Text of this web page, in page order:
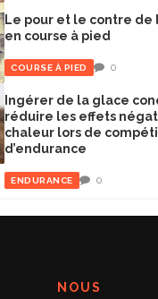
Le pour et le contre de
en course à pied
COURSE À PIED 0
Ingérer de la glace
réduire les effets
chaleur lors de
d’endurance
ENDURANCE 0
NOUS